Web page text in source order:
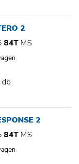
2
84T MS
2
84T MS